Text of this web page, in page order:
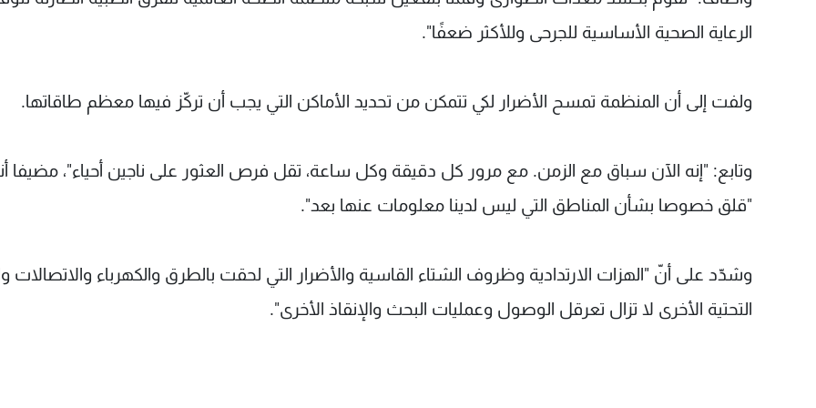
الرعاية الصحية الأساسية للجرحى وللأكثر ضعفًا".
ولفت إلى أن المنظمة تمسح الأضرار لكي تتمكن من تحديد الأماكن التي يجب أن تركّز فيها معظم طاقاتها.
وتابع: "إنه الآن سباق مع الزمن. مع مرور كل دقيقة وكل ساعة، تقل فرص العثور على ناجين أحياء"، مضيفا
"قلق خصوصا بشأن المناطق التي ليس لدينا معلومات عنها بعد".
وشدّد على أنّ "الهزات الارتدادية وظروف الشتاء القاسية والأضرار التي لحقت بالطرق والكهرباء والاتصالات
التحتية الأخرى لا تزال تعرقل الوصول وعمليات البحث والإنقاذ الأخرى".